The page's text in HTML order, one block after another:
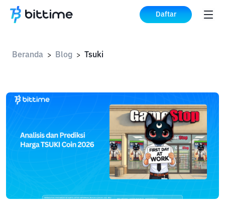
Daftar
Beranda > Blog > Tsuki